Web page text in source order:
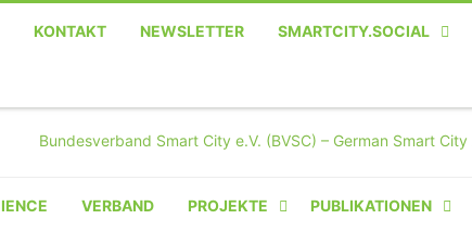
KONTAKT NEWSLETTER SMARTCITY.SOCIAL
VERBAND PROJEKTE PUBLIKATIONEN